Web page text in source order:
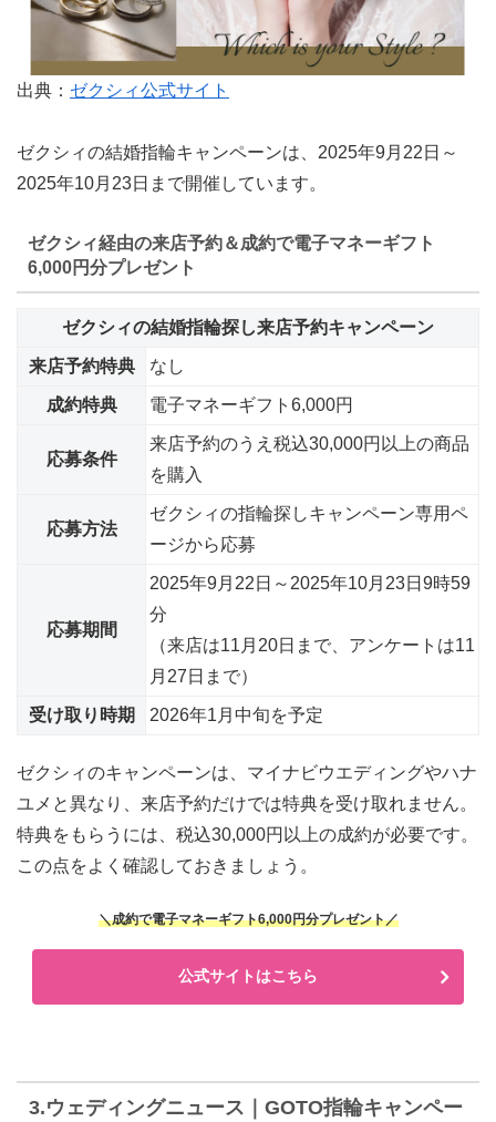
出典： ゼクシィ公式サイト
ゼクシィの結婚指輪キャンペーンは、 2025年9月22日～
2025年10月23日まで開催 しています。
ゼクシィ経由の来店予約＆成約で電子マネーギフト
6,000円分プレゼント
ゼクシィの結婚指輪探し来店予約キャンペーン
来店予約特典 なし
成約特典 電子マネーギフト6,000円
応募条件
来店予約のうえ税込30,000円以上の商品
を購入
応募方法
ゼクシィの指輪探しキャンペーン専用ペ
ージから応募
応募期間
2025年9月22日～2025年10月23日9時59
分
（来店は11月20日まで、アンケートは11
月27日まで）
受け取り時期 2026年1月中旬を予定
ゼクシィのキャンペーンは、マイナビウエディングやハナ
ユメと異なり、来店予約だけでは特典を受け取れません。
特典をもらうには、 税込30,000円以上の成約が必要です。
この点をよく確認しておきましょう。
＼成約で電子マネーギフト6,000円分プレゼント／
公式サイトはこちら
3.ウェディングニュース｜GOTO指輪キャンペー